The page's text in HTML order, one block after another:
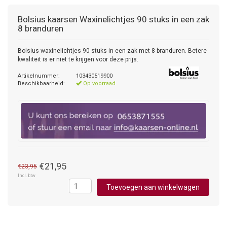
Bolsius kaarsen Waxinelichtjes 90 stuks in een zak
8 branduren
Bolsius waxinelichtjes 90 stuks in een zak met 8 branduren. Betere
kwaliteit is er niet te krijgen voor deze prijs.
Artikelnummer:
103430519900
Beschikbaarheid:
Op voorraad
€23,95 €21,95
Incl. btw
Toevoegen aan winkelwagen